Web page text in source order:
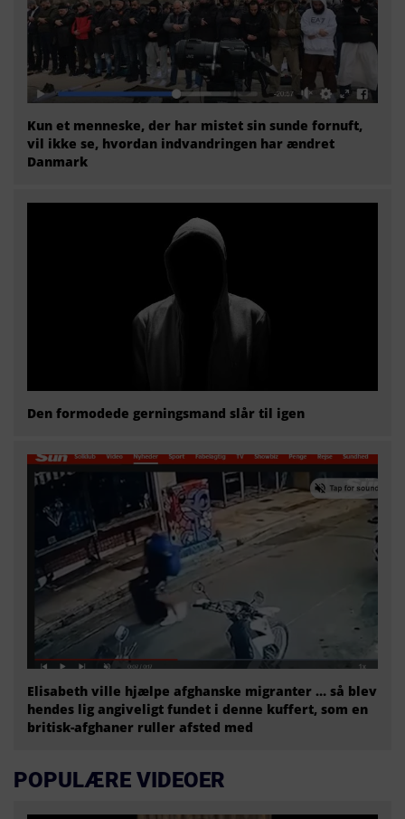
Kun et menneske, der har mistet sin sunde fornuft,
vil ikke se, hvordan indvandringen har ændret
Danmark
Den formodede gerningsmand slår til igen
Elisabeth ville hjælpe afghanske migranter … så blev
hendes lig angiveligt fundet i denne kuffert, som en
britisk-afghaner ruller afsted med
POPULÆRE VIDEOER